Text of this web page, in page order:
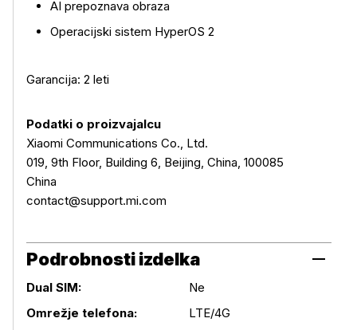
AI prepoznava obraza
Operacijski sistem HyperOS 2
Garancija: 2 leti
Podatki o proizvajalcu
Xiaomi Communications Co., Ltd.
019, 9th Floor, Building 6, Beijing, China, 100085
China
contact@support.mi.com
Podrobnosti izdelka
Podrobnosti izdelka
Dual SIM:
Ne
Omrežje telefona:
LTE/4G